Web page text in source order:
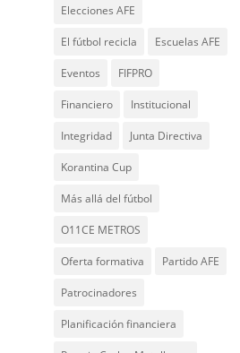
Elecciones AFE
El fútbol recicla Escuelas AFE
Eventos FIFPRO
Financiero Institucional
Integridad Junta Directiva
Korantina Cup
Más allá del fútbol
O11CE METROS
Oferta formativa Partido AFE
Patrocinadores
Planificación financiera